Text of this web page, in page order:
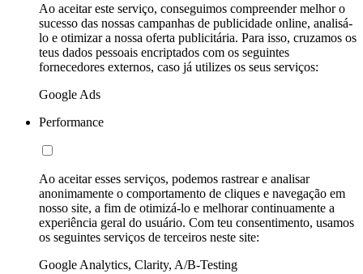
Ao aceitar este serviço, conseguimos compreender melhor o
sucesso das nossas campanhas de publicidade online, analisá-
lo e otimizar a nossa oferta publicitária. Para isso, cruzamos os
teus dados pessoais encriptados com os seguintes
fornecedores externos, caso já utilizes os seus serviços:
Google Ads
Performance
Ao aceitar esses serviços, podemos rastrear e analisar
anonimamente o comportamento de cliques e navegação em
nosso site, a fim de otimizá-lo e melhorar continuamente a
experiência geral do usuário. Com teu consentimento, usamos
os seguintes serviços de terceiros neste site:
Google Analytics, Clarity, A/B-Testing